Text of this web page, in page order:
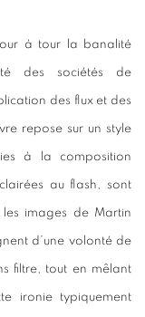
à tour la banalité
des sociétés de
des flux et des
repose sur un style
à la composition
au flash, sont
les images de Martin
d’une volonté de
filtre, tout en mêlant
ironie typiquement